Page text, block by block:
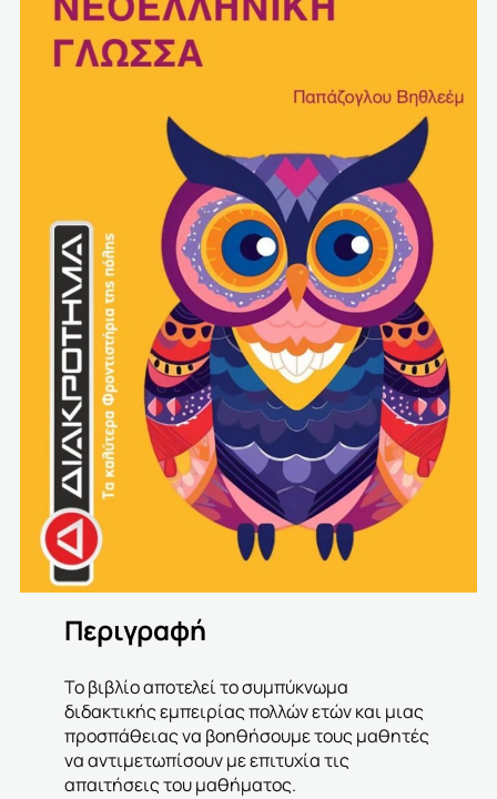
Περιγραφή
Το βιβλίο αποτελεί το συμπύκνωμα
διδακτικής εμπειρίας πολλών ετών και μιας
προσπάθειας να βοηθήσουμε τους μαθητές
να αντιμετωπίσουν με επιτυχία τις
απαιτήσεις του μαθήματος.